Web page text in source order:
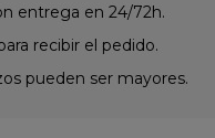
entrega en 24/72h.
recibir el pedido.
pueden ser mayores.